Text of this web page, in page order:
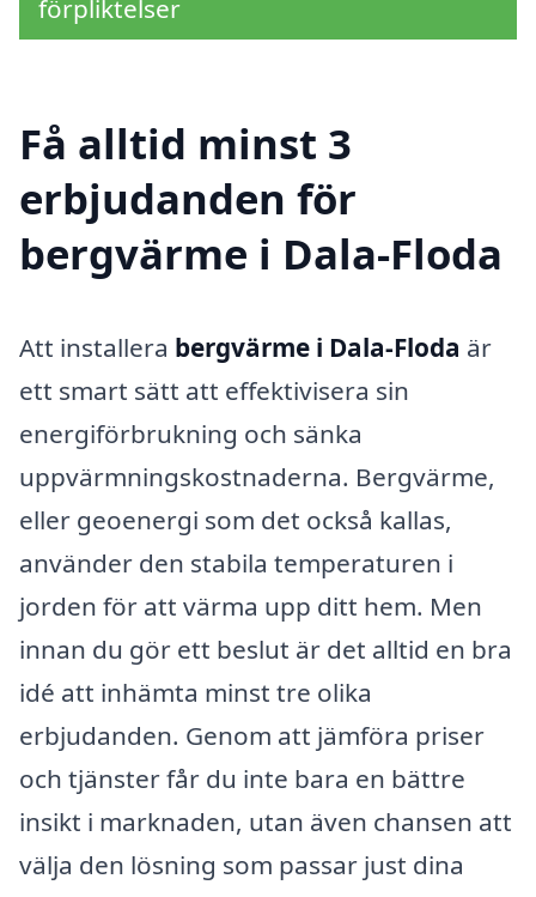
förpliktelser
Få alltid minst 3
erbjudanden för
bergvärme i Dala-Floda
Att installera bergvärme i Dala-Floda är
ett smart sätt att effektivisera sin
energiförbrukning och sänka
uppvärmningskostnaderna. Bergvärme,
eller geoenergi som det också kallas,
använder den stabila temperaturen i
jorden för att värma upp ditt hem. Men
innan du gör ett beslut är det alltid en bra
idé att inhämta minst tre olika
erbjudanden. Genom att jämföra priser
och tjänster får du inte bara en bättre
insikt i marknaden, utan även chansen att
välja den lösning som passar just dina